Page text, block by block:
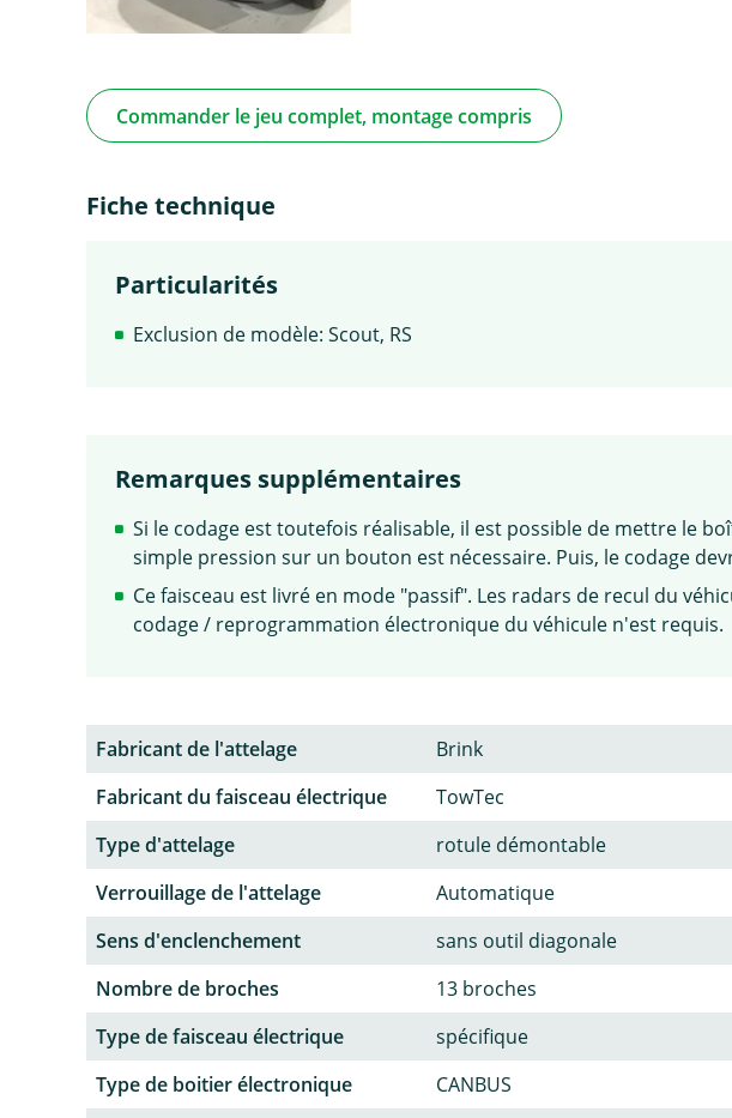
Commander le jeu complet, montage compris
Fiche technique
Particularités
Exclusion de modèle: Scout, RS
Remarques supplémentaires
Si le codage est toutefois réalisable, il est possible de mettre le
simple pression sur un bouton est nécessaire. Puis, le codage
Ce faisceau est livré en mode "passif". Les radars de recul du
codage / reprogrammation électronique du véhicule n'est requis.
Fabricant de l'attelage
Brink
Fabricant du faisceau électrique
TowTec
Type d'attelage
rotule démontable
Verrouillage de l'attelage
Automatique
Sens d'enclenchement
sans outil diagonale
Nombre de broches
13 broches
Type de faisceau électrique
spécifique
Type de boitier électronique
CANBUS